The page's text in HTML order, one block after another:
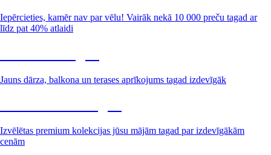
Iepērcieties, kamēr nav par vēlu! Vairāk nekā 10 000 preču tagad ar
līdz pat 40% atlaidi
Jauns dārza, balkona un terases aprīkojums tagad izdevīgāk
Izvēlētas premium kolekcijas jūsu mājām tagad par izdevīgākām
cenām